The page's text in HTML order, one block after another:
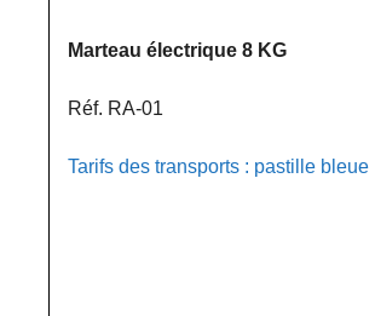
Marteau électrique 8 KG
Réf. RA-01
Tarifs des transports : pastille bleue